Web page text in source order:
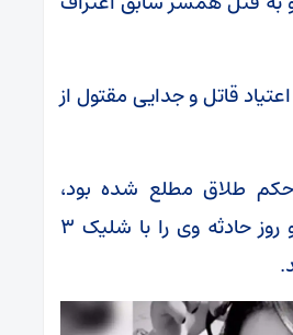
قاتل و جدایی مقتول از
طلاق مطلع شده بود،
اسلحه تهیه کرد و روز حادثه وی را با شلیک ۳